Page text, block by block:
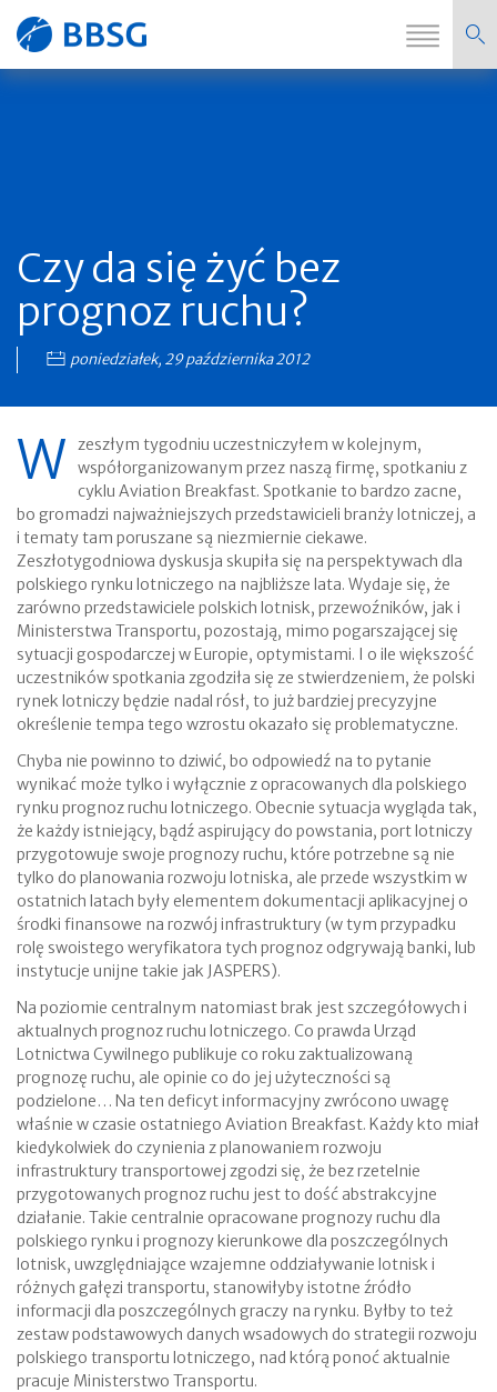
Strona
Czy da się żyć bez
prognoz ruchu?
poniedziałek, 29 października 2012
W
zeszłym tygodniu uczestniczyłem w kolejnym,
współorganizowanym przez naszą firmę, spotkaniu z
cyklu Aviation Breakfast. Spotkanie to bardzo zacne,
bo gromadzi najważniejszych przedstawicieli branży lotniczej, a
i tematy tam poruszane są niezmiernie ciekawe.
Zeszłotygodniowa dyskusja skupiła się na perspektywach dla
polskiego rynku lotniczego na najbliższe lata. Wydaje się, że
zarówno przedstawiciele polskich lotnisk, przewoźników, jak i
Ministerstwa Transportu, pozostają, mimo pogarszającej się
sytuacji gospodarczej w Europie, optymistami. I o ile większość
uczestników spotkania zgodziła się ze stwierdzeniem, że polski
rynek lotniczy będzie nadal rósł, to już bardziej precyzyjne
określenie tempa tego wzrostu okazało się problematyczne.
Chyba nie powinno to dziwić, bo odpowiedź na to pytanie
wynikać może tylko i wyłącznie z opracowanych dla polskiego
rynku prognoz ruchu lotniczego. Obecnie sytuacja wygląda tak,
że każdy istniejący, bądź aspirujący do powstania, port lotniczy
przygotowuje swoje prognozy ruchu, które potrzebne są nie
tylko do planowania rozwoju lotniska, ale przede wszystkim w
ostatnich latach były elementem dokumentacji aplikacyjnej o
środki finansowe na rozwój infrastruktury (w tym przypadku
rolę swoistego weryfikatora tych prognoz odgrywają banki, lub
instytucje unijne takie jak JASPERS).
Na poziomie centralnym natomiast brak jest szczegółowych i
aktualnych prognoz ruchu lotniczego. Co prawda Urząd
Lotnictwa Cywilnego publikuje co roku zaktualizowaną
prognozę ruchu, ale opinie co do jej użyteczności są
podzielone… Na ten deficyt informacyjny zwrócono uwagę
właśnie w czasie ostatniego Aviation Breakfast. Każdy kto miał
kiedykolwiek do czynienia z planowaniem rozwoju
infrastruktury transportowej zgodzi się, że bez rzetelnie
przygotowanych prognoz ruchu jest to dość abstrakcyjne
działanie. Takie centralnie opracowane prognozy ruchu dla
polskiego rynku i prognozy kierunkowe dla poszczególnych
lotnisk, uwzględniające wzajemne oddziaływanie lotnisk i
różnych gałęzi transportu, stanowiłyby istotne źródło
informacji dla poszczególnych graczy na rynku. Byłby to też
zestaw podstawowych danych wsadowych do strategii rozwoju
polskiego transportu lotniczego, nad którą ponoć aktualnie
pracuje Ministerstwo Transportu.